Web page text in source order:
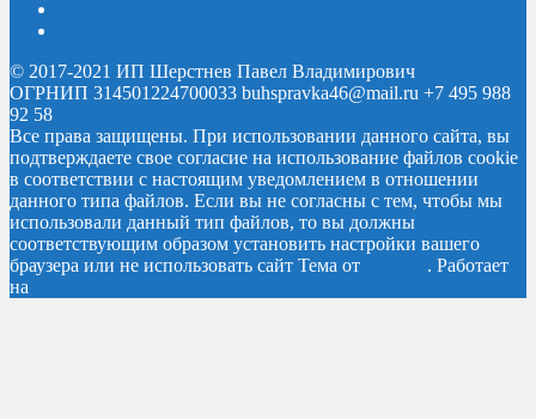
© 2017-2021 ИП Шерстнев Павел Владимирович
ОГРНИП 314501224700033 buhspravka46@mail.ru +7 495 988
92 58
Все права защищены. При использовании данного сайта, вы
подтверждаете свое согласие на использование файлов cookie
в соответствии с настоящим уведомлением в отношении
данного типа файлов. Если вы не согласны с тем, чтобы мы
использовали данный тип файлов, то вы должны
соответствующим образом установить настройки вашего
браузера или не использовать сайт Тема от
. Работает
на